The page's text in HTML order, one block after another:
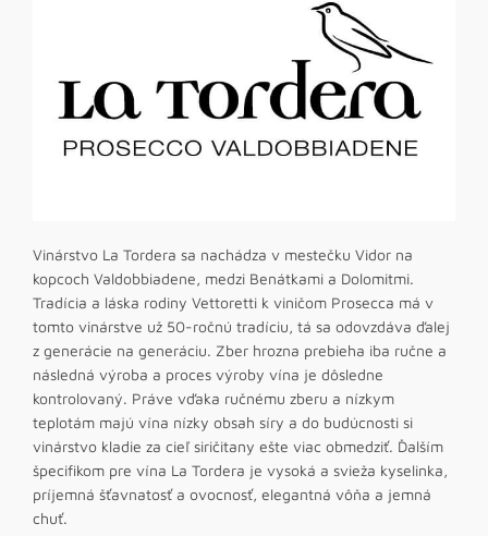
Vinárstvo La Tordera sa nachádza v mestečku Vidor na
kopcoch Valdobbiadene, medzi Benátkami a Dolomitmi.
Tradícia a láska rodiny Vettoretti k viničom Prosecca má v
tomto vinárstve už 50-ročnú tradíciu, tá sa odovzdáva ďalej
z generácie na generáciu. Zber hrozna prebieha iba ručne a
následná výroba a proces výroby vína je dôsledne
kontrolovaný. Práve vďaka ručnému zberu a nízkym
teplotám majú vína nízky obsah síry a do budúcnosti si
vinárstvo kladie za cieľ siričitany ešte viac obmedziť. Ďalším
špecifikom pre vína La Tordera je vysoká a svieža kyselinka,
príjemná šťavnatosť a ovocnosť, elegantná vôňa a jemná
chuť.